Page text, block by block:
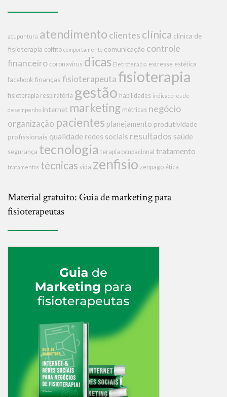
acupuntura atendimento clientes clínica clínica de
fisioterapia coffito comportamento comunicação controle
financeiro coronavírus dicas Eletroterapia estresse estética
facebook finanças fisioterapeuta fisioterapia
fisioterapia respiratória gestão habilidades indicadores de
desempenho internet marketing métricas negócio
organização pacientes planejamento produtividade
profissionais qualidade redes sociais resultados saúde
segurança tecnologia terapia ocupacional tratamento
tratamentos técnicas vida zenfisio zenpago ética
Material gratuito: Guia de marketing para
fisioterapeutas